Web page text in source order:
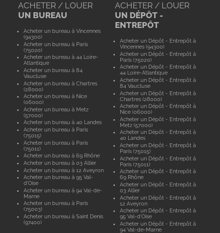
ACHETER / LOUER
UN BUREAU
Acheter un bureau à Vincennes
(94300)
Acheter un bureau à Paris
(75020)
Acheter un bureau à 44 Loire-
Atlantique
Acheter un bureau à 84
Vaucluse
Acheter un bureau à Chartres
(28000)
Acheter un bureau à Nice
(06000)
Acheter un bureau à Metz
(57000)
Acheter un bureau à 40 Landes
Acheter un bureau à Paris
(75015)
Acheter un bureau à Paris
(75011)
Acheter un bureau à 69 Rhône
Acheter un bureau à 03 Allier
Acheter un bureau à 12 Aveyron
Acheter un bureau à 95 Val-
d'Oise
Acheter un bureau à 94 Val-de-
Marne
Acheter un bureau à Paris
(75003)
Acheter un bureau à Saint Denis
(97400)
ACHETER / LOUER
UN DÉPÔT -
ENTREPÔT
Acheter un Dépôt - Entrepôt à
Vincennes (94300)
Acheter un Dépôt - Entrepôt à
Paris (75020)
Acheter un Dépôt - Entrepôt à
44 Loire-Atlantique
Acheter un Dépôt - Entrepôt à
84 Vaucluse
Acheter un Dépôt - Entrepôt à
Chartres (28000)
Acheter un Dépôt - Entrepôt à
Nice (06000)
Acheter un Dépôt - Entrepôt à
Metz (57000)
Acheter un Dépôt - Entrepôt à
40 Landes
Acheter un Dépôt - Entrepôt à
Paris (75015)
Acheter un Dépôt - Entrepôt à
Paris (75011)
Acheter un Dépôt - Entrepôt à
69 Rhône
Acheter un Dépôt - Entrepôt à
03 Allier
Acheter un Dépôt - Entrepôt à
12 Aveyron
Acheter un Dépôt - Entrepôt à
95 Val-d'Oise
Acheter un Dépôt - Entrepôt à
94 Val-de-Marne